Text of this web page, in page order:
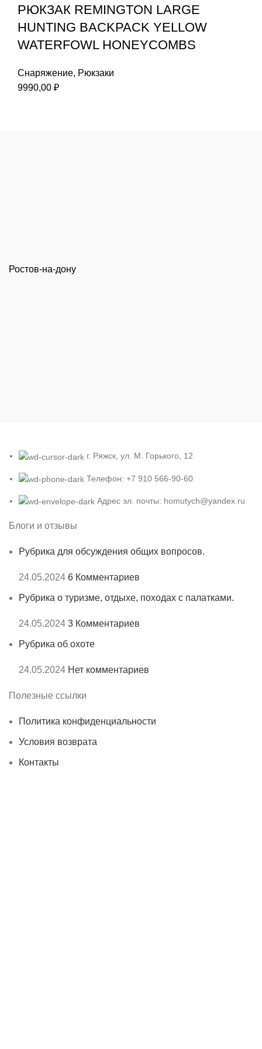
РЮКЗАК REMINGTON LARGE
HUNTING BACKPACK YELLOW
WATERFOWL HONEYCOMBS
Снаряжение, Рюкзаки
9990,00 ₽
Ростов-на-дону
г. Ряжск, ул. М. Горького, 12
Телефон: +7 910 566-90-60
Адрес эл. почты: homutych@yandex.ru
Блоги и отзывы
Рубрика для обсуждения общих вопросов.
24.05.2024 6 Комментариев
Рубрика о туризме, отдыхе, походах с палатками.
24.05.2024 3 Комментариев
Рубрика об охоте
24.05.2024 Нет комментариев
Полезные ссылки
Политика конфиденциальности
Условия возврата
Контакты